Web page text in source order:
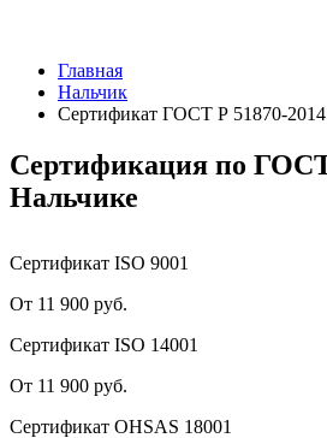
Главная
Нальчик
Сертификат ГОСТ Р 51870-2014
Сертификация по
Нальчике
Сертификат ISO 9001
От 11 900 руб.
Сертификат ISO 14001
От 11 900 руб.
Сертификат OHSAS 18001